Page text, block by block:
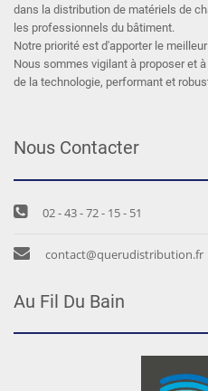
dans la distribution de matériels de
les professionnels du bâtiment.
Notre priorité est d'apporter le
Nous sommes vigilant à proposer et
de la technologie, performant et
Nous Contacter
02 - 43 - 72 - 15 - 51
contact@querudistribution.fr
Au Fil Du Bain